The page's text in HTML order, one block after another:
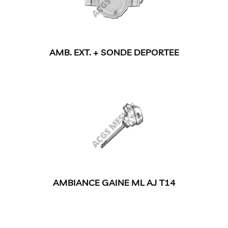
AMB. EXT. + SONDE DEPORTEE
AMBIANCE GAINE ML AJ T14